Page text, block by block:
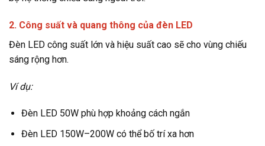
2. Công suất và quang thông của đèn LED
Đèn LED công suất lớn và hiệu suất cao sẽ cho vùng chiếu
sáng rộng hơn.
Ví dụ:
Đèn LED 50W phù hợp khoảng cách ngắn
Đèn LED 150W–200W có thể bố trí xa hơn